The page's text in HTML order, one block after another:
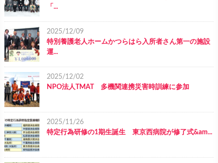
「...
2025/12/09
特別養護老人ホームかつらはら入所者さん第一の施設
運...
2025/12/02
NPO法人TMAT 多機関連携災害時訓練に参加
2025/11/26
特定行為研修の1期生誕生 東京西病院が修了式&am...